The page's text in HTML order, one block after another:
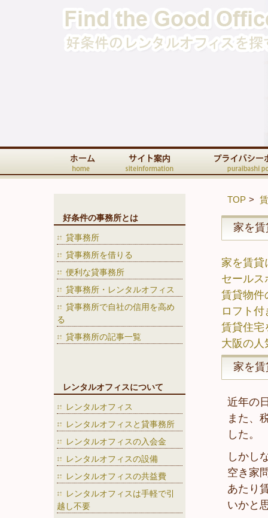
TOP
家を
家を賃貸
セールス
賃貸物件
ロフト
賃貸住宅
大阪の人
家を
近年の
また、
した。
しかし
空き家
あたり
いかと
好条件の事務所とは
貸事務所
貸事務所を借りる
便利な貸事務所
貸事務所・レンタルオフィス
貸事務所で自社の信用を高め
る
貸事務所の記事一覧
レンタルオフィスについて
レンタルオフィス
レンタルオフィスと貸事務所
レンタルオフィスの入会金
レンタルオフィスの設備
レンタルオフィスの共益費
レンタルオフィスは手軽で引
越し不要